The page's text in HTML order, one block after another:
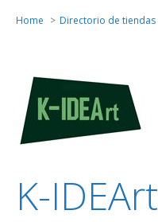
Home Directorio de tiendas
K-IDEArt